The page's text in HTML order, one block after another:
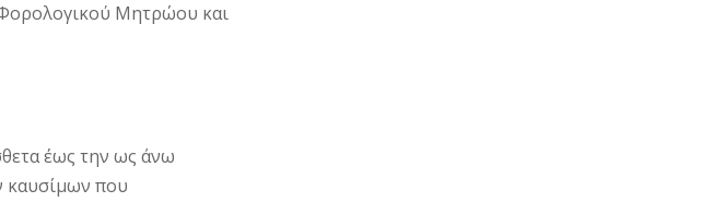
Μητρώου και
έως την ως άνω
καυσίμων που